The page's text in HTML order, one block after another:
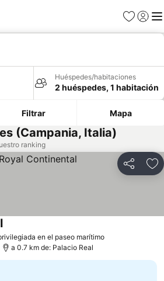
Favoritos
Iniciar
Huéspedes/habitaciones
2 huéspedes, 1 habitación
Filtrar Mapa
(Campania, Italia)
ranking
Compartir
en el paseo marítimoVer precios
Ver precios
a 0.7 km de: Palacio Real